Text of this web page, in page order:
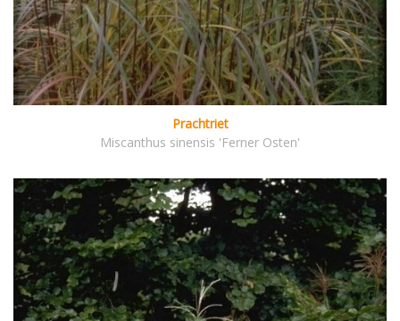
Prachtriet
Miscanthus sinensis 'Ferner Osten'